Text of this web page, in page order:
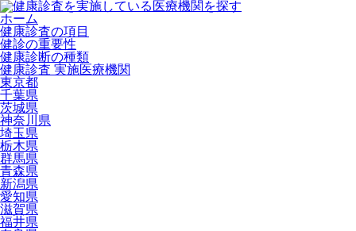
ホーム
健康診査の項目
健診の重要性
健康診断の種類
健康診査 実施医療機関
東京都
千葉県
茨城県
神奈川県
埼玉県
栃木県
群馬県
青森県
新潟県
愛知県
滋賀県
福井県